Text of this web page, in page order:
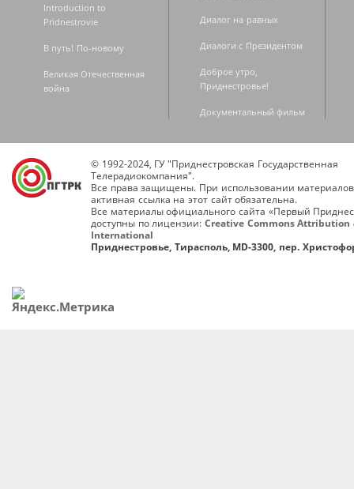
Introduction to
Pridnestrovie
В путь! По-новому
Великая Отечественная
война
Диалог на равных
Диалоги с Президентом
Доброе утро,
Приднестровье!
Документальный фильм
© 1992-2024, ГУ "Приднестровская Государственная
Телерадиокомпания".
Все права защищены. При использовании
активная ссылка на этот сайт обязательна.
Все материалы официального сайта «Первый
доступны по лицензии: Creative Commons Attribution
International
Приднестровье, Тирасполь, MD-3300, пер.